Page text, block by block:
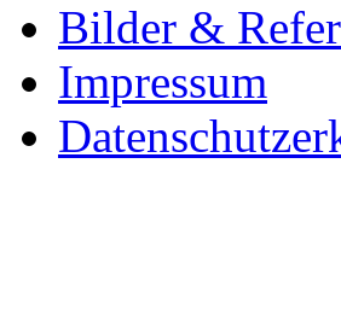
Bilder &
Impressum